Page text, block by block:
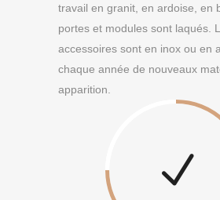
travail en granit, en ardoise, en
portes et modules sont laqués.
accessoires sont en inox ou en
chaque année de nouveaux
apparition.